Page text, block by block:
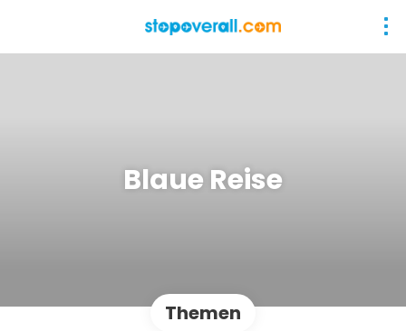
Blaue Reise
Themen